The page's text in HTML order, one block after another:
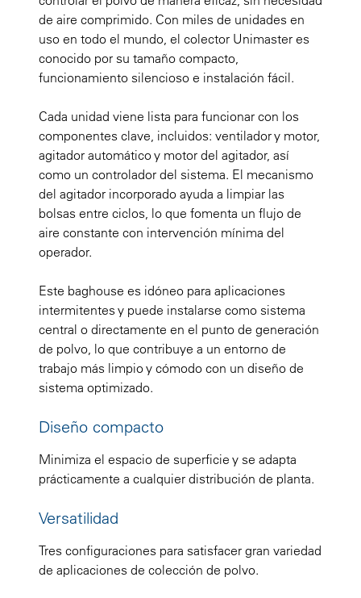
de aire comprimido. Con miles de unidades en
uso en todo el mundo, el colector Unimaster es
conocido por su tamaño compacto,
funcionamiento silencioso e instalación fácil.
Cada unidad viene lista para funcionar con los
componentes clave, incluidos: ventilador y motor,
agitador automático y motor del agitador, así
como un controlador del sistema. El mecanismo
del agitador incorporado ayuda a limpiar las
bolsas entre ciclos, lo que fomenta un flujo de
aire constante con intervención mínima del
operador.
Este baghouse es idóneo para aplicaciones
intermitentes y puede instalarse como sistema
central o directamente en el punto de generación
de polvo, lo que contribuye a un entorno de
trabajo más limpio y cómodo con un diseño de
sistema optimizado.
Diseño compacto
Minimiza el espacio de superficie y se adapta
prácticamente a cualquier distribución de planta.
Versatilidad
Tres configuraciones para satisfacer gran variedad
de aplicaciones de colección de polvo.